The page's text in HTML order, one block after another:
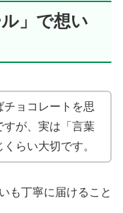
」で想い
ョコレートを思
すが、実は「言葉
らい大切です。
も丁寧に届けること